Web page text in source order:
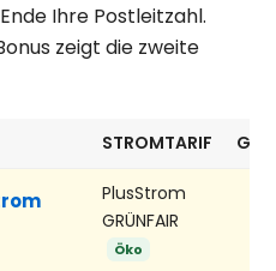
Ihre Postleitzahl.
zeigt die zweite
STROMTARIF
PlusStrom
GRÜNFAIR
Öko